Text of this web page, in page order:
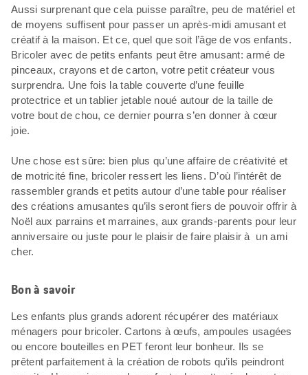
Aussi surprenant que cela puisse paraître, peu de matériel et
de moyens suffisent pour passer un après-midi amusant et
créatif à la maison. Et ce, quel que soit l’âge de vos enfants.
Bricoler avec de petits enfants peut être amusant: armé de
pinceaux, crayons et de carton, votre petit créateur vous
surprendra. Une fois la table couverte d’une feuille
protectrice et un tablier jetable noué autour de la taille de
votre bout de chou, ce dernier pourra s’en donner à cœur
joie.
Une chose est sûre: bien plus qu’une affaire de créativité et
de motricité fine, bricoler ressert les liens. D’où l’intérêt de
rassembler grands et petits autour d’une table pour réaliser
des créations amusantes qu’ils seront fiers de pouvoir offrir à
Noël aux parrains et marraines, aux grands-parents pour leur
anniversaire ou juste pour le plaisir de faire plaisir à un ami
cher.
Bon à savoir
Les enfants plus grands adorent récupérer des matériaux
ménagers pour bricoler. Cartons à œufs, ampoules usagées
ou encore bouteilles en PET feront leur bonheur. Ils se
prêtent parfaitement à la création de robots qu’ils peindront